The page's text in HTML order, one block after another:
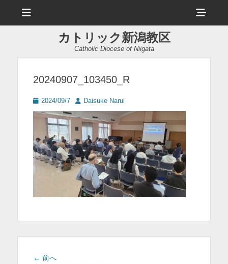
ュ
ヘ
ッ
ー
ツ
を
カトリック新潟教区
Catholic Diocese of Niigata
20240907_103450_R
投
稿
2024/09/7
投
稿
者
Daisuke Narui
投
← 前へ